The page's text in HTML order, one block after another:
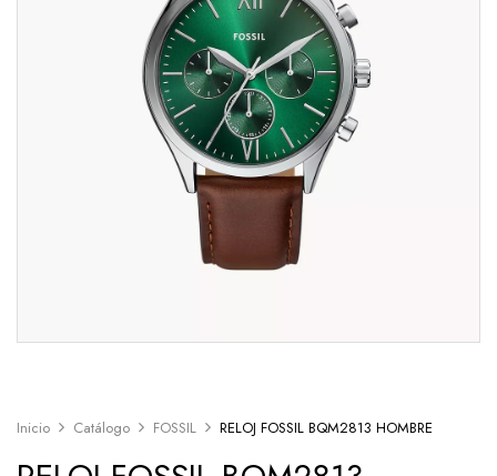
Inicio Catálogo FOSSIL RELOJ FOSSIL BQM2813 HOMBRE